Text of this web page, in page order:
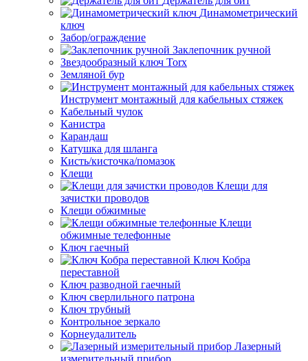
Динамометрический
ключ
Забор/ограждение
Заклепочник ручной
Звездообразный ключ Torx
Земляной бур
Инструмент монтажный для кабельных стяжек
Кабельный чулок
Канистра
Карандаш
Катушка для шланга
Кисть/кисточка/помазок
Клещи
Клещи для
зачистки проводов
Клещи обжимные
Клещи
обжимные телефонные
Ключ гаечный
Ключ Кобра
переставной
Ключ разводной гаечный
Ключ сверлильного патрона
Ключ трубный
Контрольное зеркало
Корнеудалитель
Лазерный
измерительный прибор